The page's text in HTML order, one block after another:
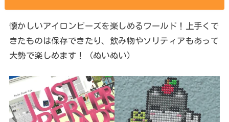
懐かしいアイロンビーズを楽しめるワールド！上手くで
きたものは保存できたり、飲み物やソリティアもあって
大勢で楽しめます！（ぬいぬい）